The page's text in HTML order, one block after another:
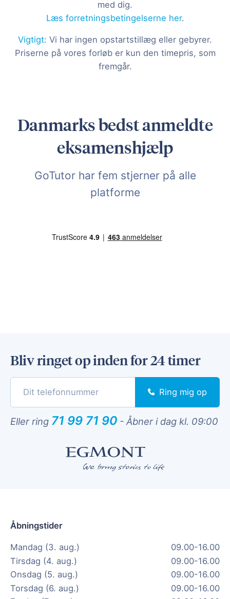
med dig.
Læs forretningsbetingelserne her.
Vigtigt: Vi har ingen opstartstillæg eller gebyrer.
Priserne på vores forløb er kun den timepris, som
fremgår.
Danmarks bedst anmeldte
eksamenshjælp
GoTutor har fem stjerner på alle
platforme
Bliv ringet op inden for 24 timer
Ring mig op
Eller ring 71 99 71 90 - Åbner i dag kl. 09:00
Åbningstider
Mandag (3. aug.)
09.00-16.00
Tirsdag (4. aug.)
09.00-16.00
Onsdag (5. aug.)
09.00-16.00
Torsdag (6. aug.)
09.00-16.00